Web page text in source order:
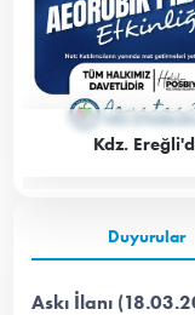
Kdz.
Duyurular
Askı İlanı